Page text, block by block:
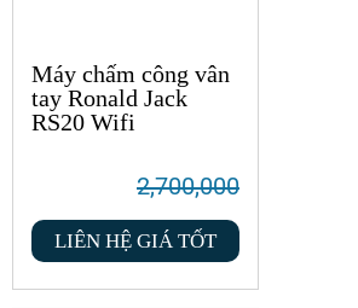
Máy chấm công vân
tay Ronald Jack
RS20 Wifi
2,700,000
LIÊN HỆ GIÁ TỐT